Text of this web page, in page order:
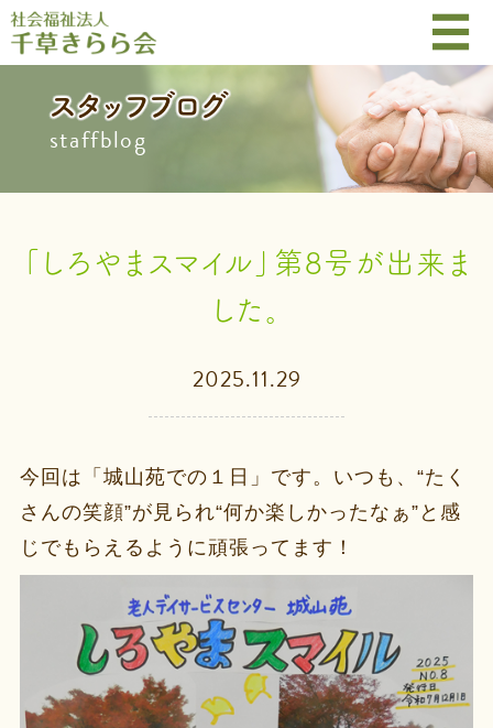
スタッフブログ
staffblog
「しろやまスマイル」第8号が出来ま
した。
2025.11.29
今回は「城山苑での１日」です。いつも、“たく
さんの笑顔”が見られ“何か楽しかったなぁ”と感
じでもらえるように頑張ってます！